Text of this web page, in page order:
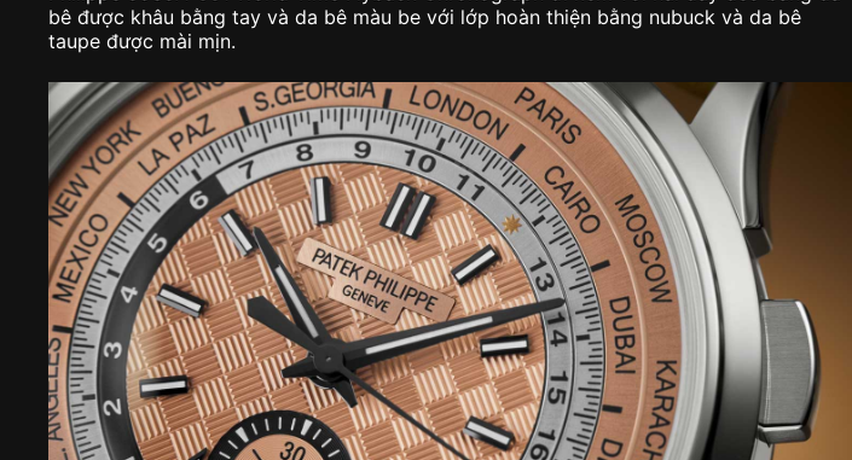
bê được khâu bằng tay và da bê màu be với lớp hoàn thiện bằng nubuck và da bê
taupe được mài mịn.